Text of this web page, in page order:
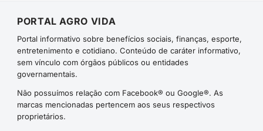
PORTAL AGRO VIDA
Portal informativo sobre benefícios sociais, finanças, esporte,
entretenimento e cotidiano. Conteúdo de caráter informativo,
sem vínculo com órgãos públicos ou entidades
governamentais.
Não possuímos relação com Facebook® ou Google®. As
marcas mencionadas pertencem aos seus respectivos
proprietários.